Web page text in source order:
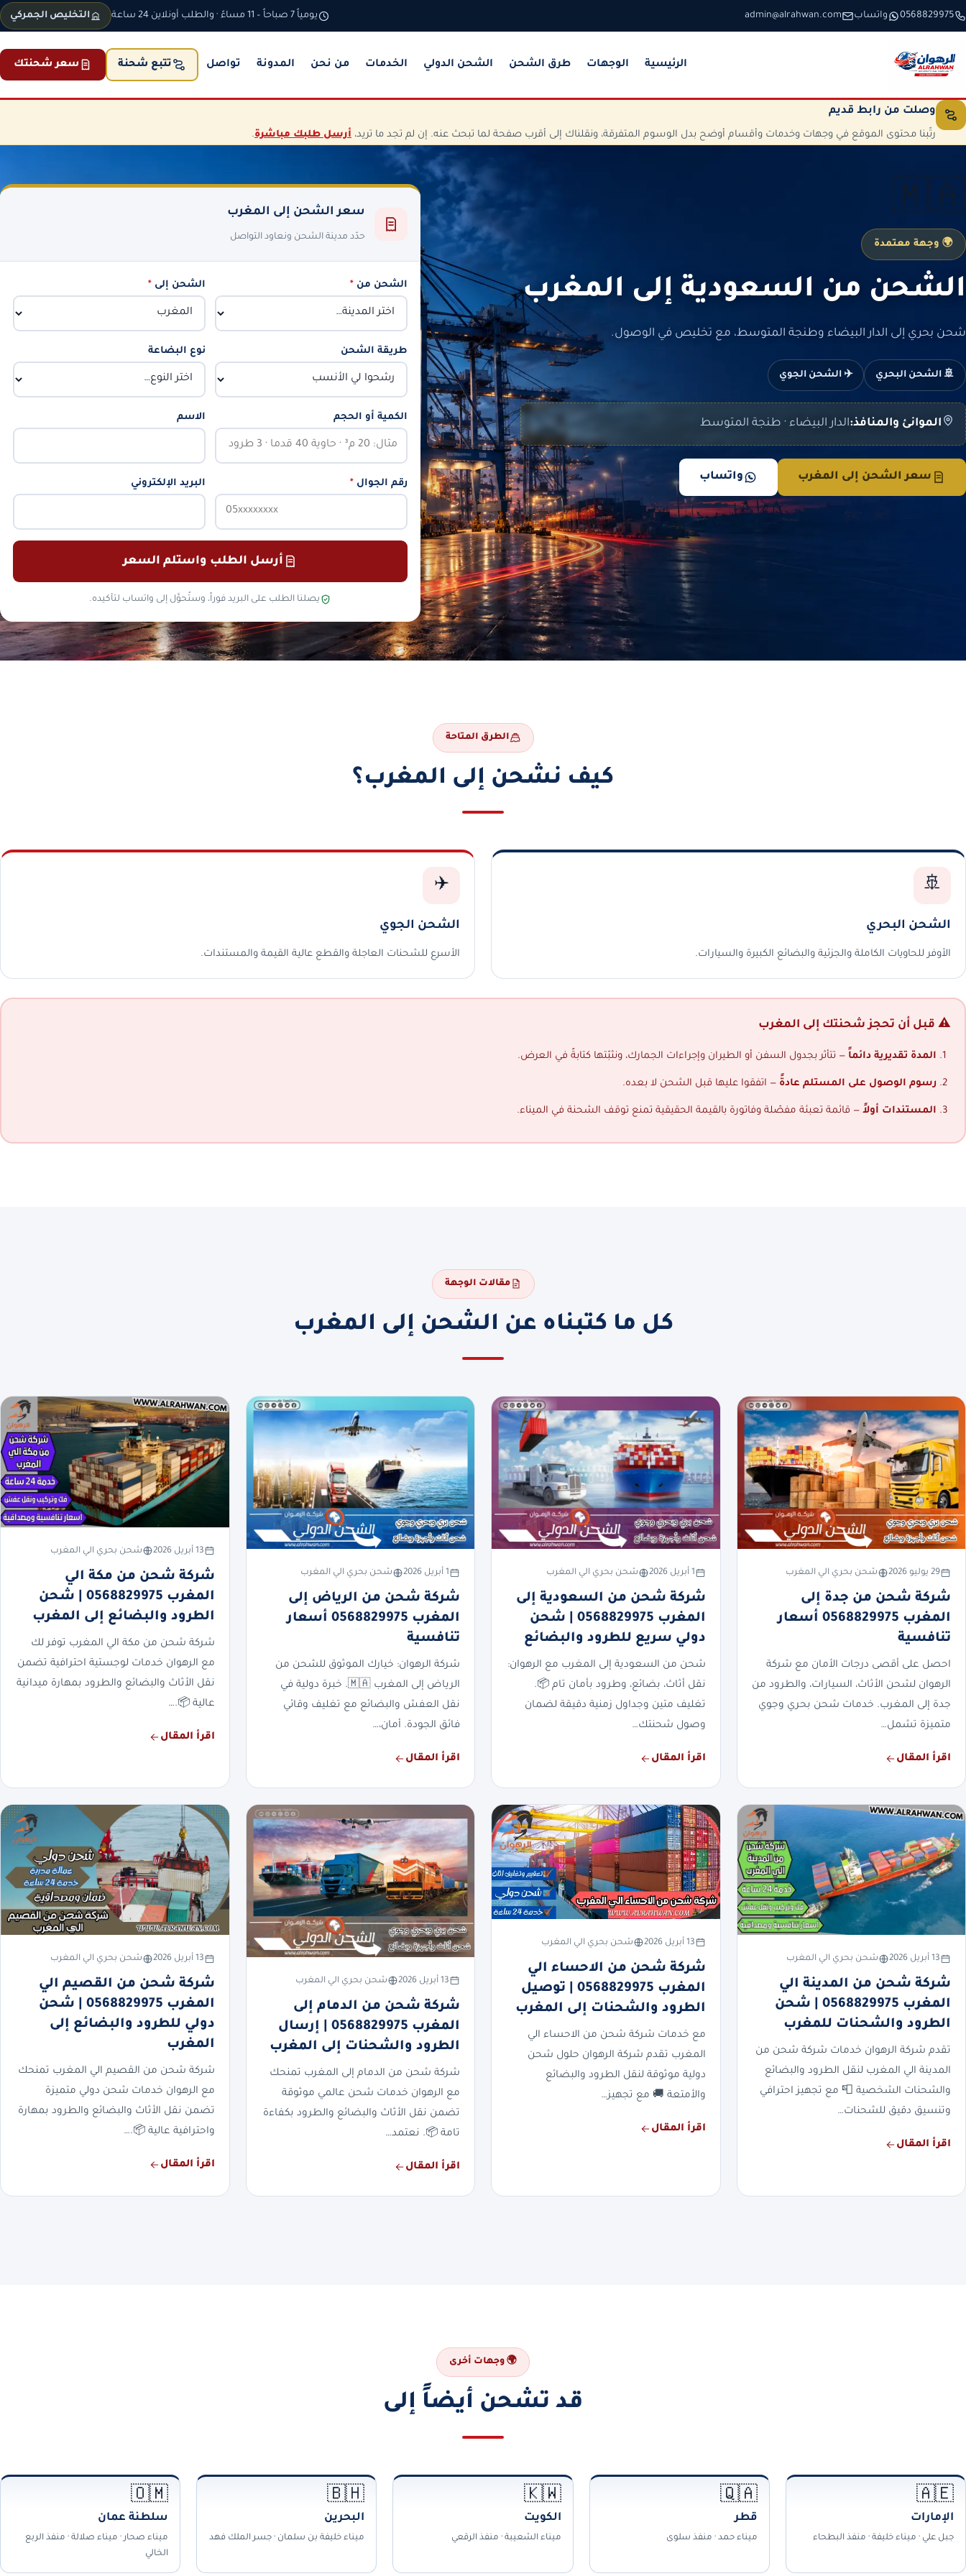
تخطَّ إلى المحتوى
0568829975 واتساب admin@alrahwan.com يومياً 7 صباحاً – 11 مساءً · والطلب أونلاين 24 ساعة التخليص الجمركي
الرئيسية الوجهات طرق الشحن الشحن الدولي الخدمات من نحن المدونة تواصل تتبع شحنة سعر شحنتك
وصلت من رابط قديم
رتّبنا محتوى الموقع في وجهات وخدمات وأقسام أوضح بدل الوسوم المتفرقة، ونقلناك إلى أقرب صفحة لما تبحث عنه. إن لم تجد ما تريد، أرسل طلبك مباشرة.
🇲🇦
🌍 وجهة معتمدة
الشحن من السعودية إلى المغرب
شحن بحري إلى الدار البيضاء وطنجة المتوسط، مع تخليص في الوصول.
🚢 الشحن البحري ✈️ الشحن الجوي
الموانئ والمنافذ:الدار البيضاء · طنجة المتوسط
سعر الشحن إلى المغرب واتساب
سعر الشحن إلى المغرب
حدّد مدينة الشحن ونعاود التواصل
الشحن من * الشحن إلى *
طريقة الشحن نوع البضاعة
الكمية أو الحجم الاسم
رقم الجوال * البريد الإلكتروني
أرسل الطلب واستلم السعر
يصلنا الطلب على البريد فوراً، وستُحوَّل إلى واتساب لتأكيده.
الطرق المتاحة
كيف نشحن إلى المغرب؟
🚢
الشحن البحري
الأوفر للحاويات الكاملة والجزئية والبضائع الكبيرة والسيارات.
✈️
الشحن الجوي
الأسرع للشحنات العاجلة والقطع عالية القيمة والمستندات.
⚠️ قبل أن تحجز شحنتك إلى المغرب
المدة تقديرية دائماً — تتأثر بجدول السفن أو الطيران وإجراءات الجمارك، ونثبّتها كتابةً في العرض.
رسوم الوصول على المستلم عادةً — اتفقوا عليها قبل الشحن لا بعده.
المستندات أولاً — قائمة تعبئة مفصّلة وفاتورة بالقيمة الحقيقية تمنع توقف الشحنة في الميناء.
مقالات الوجهة
كل ما كتبناه عن الشحن إلى المغرب
29 يوليو 2026 شحن بحري الي المغرب
شركة شحن من جدة إلى
المغرب 0568829975 أسعار
تنافسية
احصل على أقصى درجات الأمان مع شركة
الرهوان لشحن الأثاث، السيارات، والطرود من
جدة إلى المغرب. خدمات شحن بحري وجوي
متميزة تشمل…
اقرأ المقال
1 أبريل 2026 شحن بحري الي المغرب
شركة شحن من السعودية إلى
المغرب 0568829975 | شحن
دولي سريع للطرود والبضائع
شحن من السعودية إلى المغرب مع الرهوان:
نقل أثاث، بضائع، وطرود بأمان تام 📦.
تغليف متين وجداول زمنية دقيقة لضمان
وصول شحنتك…
اقرأ المقال
1 أبريل 2026 شحن بحري الي المغرب
شركة شحن من الرياض إلى
المغرب 0568829975 أسعار
تنافسية
شركة الرهوان: خيارك الموثوق للشحن من
الرياض إلى المغرب 🇲🇦. خبرة دولية في
نقل العفش والبضائع مع تغليف وقائي
فائق الجودة. أمان،…
اقرأ المقال
13 أبريل 2026 شحن بحري الي المغرب
شركة شحن من مكة الي
المغرب 0568829975 | شحن
الطرود والبضائع إلى المغرب
شركة شحن من مكة الي المغرب توفر لك
مع الرهوان خدمات لوجستية احترافية تضمن
نقل الأثاث والبضائع والطرود بمهارة ميدانية
عالية 📦.…
اقرأ المقال
13 أبريل 2026 شحن بحري الي المغرب
شركة شحن من المدينة الي
المغرب 0568829975 | شحن
الطرود والشحنات للمغرب
تقدم شركة الرهوان خدمات شركة شحن من
المدينة الي المغرب لنقل الطرود والبضائع
والشحنات الشخصية 📮 مع تجهيز احترافي
وتنسيق دقيق للشحنات…
اقرأ المقال
13 أبريل 2026 شحن بحري الي المغرب
شركة شحن من الاحساء الي
المغرب 0568829975 | توصيل
الطرود والشحنات إلى المغرب
مع خدمات شركة شحن من الاحساء الي
المغرب تقدم شركة الرهوان حلول شحن
دولية موثوقة لنقل الطرود والبضائع
والأمتعة 🚚 مع تجهيز…
اقرأ المقال
13 أبريل 2026 شحن بحري الي المغرب
شركة شحن من الدمام إلى
المغرب 0568829975 | إرسال
الطرود والشحنات إلى المغرب
شركة شحن من الدمام إلى المغرب تمنحك
مع الرهوان خدمات شحن عالمي موثوقة
تضمن نقل الأثاث والبضائع والطرود بكفاءة
تامة 📦. نعتمد…
اقرأ المقال
13 أبريل 2026 شحن بحري الي المغرب
شركة شحن من القصيم الي
المغرب 0568829975 | شحن
دولي للطرود والبضائع إلى
المغرب
شركة شحن من القصيم الي المغرب تمنحك
مع الرهوان خدمات شحن دولي متميزة
تضمن نقل الأثاث والبضائع والطرود بمهارة
واحترافية عالية 📦.…
اقرأ المقال
🌍 وجهات أخرى
قد تشحن أيضاً إلى
🇦🇪
الإمارات
جبل علي · ميناء خليفة · منفذ البطحاء
🇶🇦
قطر
ميناء حمد · منفذ سلوى
🇰🇼
الكويت
ميناء الشعيبة · منفذ الرقعي
🇧🇭
البحرين
ميناء خليفة بن سلمان · جسر الملك فهد
🇴🇲
سلطنة عمان
ميناء صحار · ميناء صلالة · منفذ الربع
الخالي